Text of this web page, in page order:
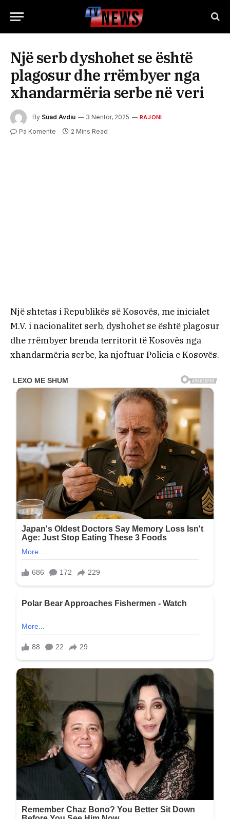
Një serb dyshohet se është
plagosur dhe rrëmbyer nga
xhandarmëria serbe në veri
By Suad Avdiu 3 Nëntor, 2025 RAJONI
Pa Komente 2 Mins Read
Një shtetas i Republikës së Kosovës, me inicialet
M.V. i nacionalitet serb, dyshohet se është plagosur
dhe rrëmbyer brenda territorit të Kosovës nga
xhandarmëria serbe, ka njoftuar Policia e Kosovës.